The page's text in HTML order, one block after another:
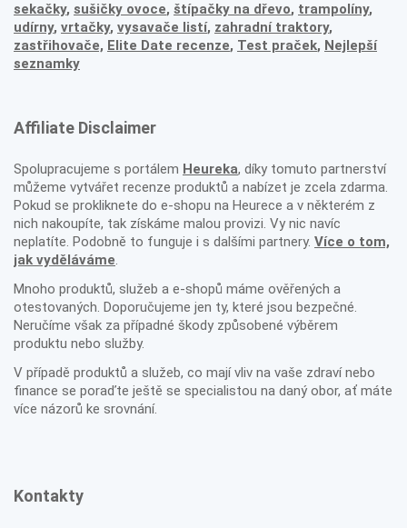
sekačky, sušičky ovoce, štípačky na dřevo, trampolíny,
udírny, vrtačky, vysavače listí, zahradní traktory,
zastřihovače, Elite Date recenze, Test praček, Nejlepší
seznamky
Affiliate Disclaimer
Spolupracujeme s portálem Heureka, díky tomuto partnerství
můžeme vytvářet recenze produktů a nabízet je zcela zdarma.
Pokud se prokliknete do e-shopu na Heurece a v některém z
nich nakoupíte, tak získáme malou provizi. Vy nic navíc
neplatíte. Podobně to funguje i s dalšími partnery. Více o tom,
jak vyděláváme.
Mnoho produktů, služeb a e-shopů máme ověřených a
otestovaných. Doporučujeme jen ty, které jsou bezpečné.
Neručíme však za případné škody způsobené výběrem
produktu nebo služby.
V případě produktů a služeb, co mají vliv na vaše zdraví nebo
finance se poraďte ještě se specialistou na daný obor, ať máte
více názorů ke srovnání.
Kontakty